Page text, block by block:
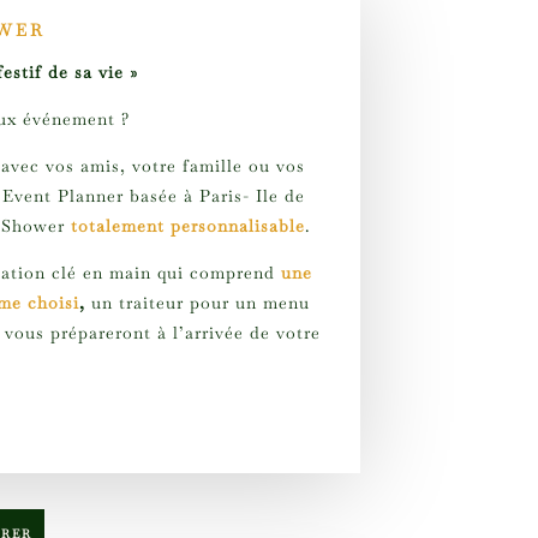
de sa vie »
événement ?
vos amis, votre famille ou vos
Planner basée à Paris- Ile de
totalement personnalisable.
clé en main qui comprend une
choisi, un traiteur pour un menu
prépareront à l’arrivée de votre